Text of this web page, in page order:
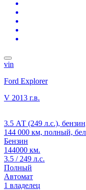
vin
Ford Explorer
V 2013 г.в.
3.5 АТ (249 л.с.),
144 000 км, полный,
Бензин
144000 км.
3.5 / 249 л.с.
Полный
Автомат
1 владелец